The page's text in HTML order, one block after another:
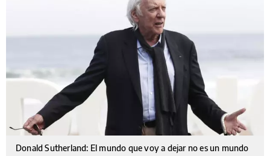
Donald Sutherland: El mundo que voy a dejar no es un mundo